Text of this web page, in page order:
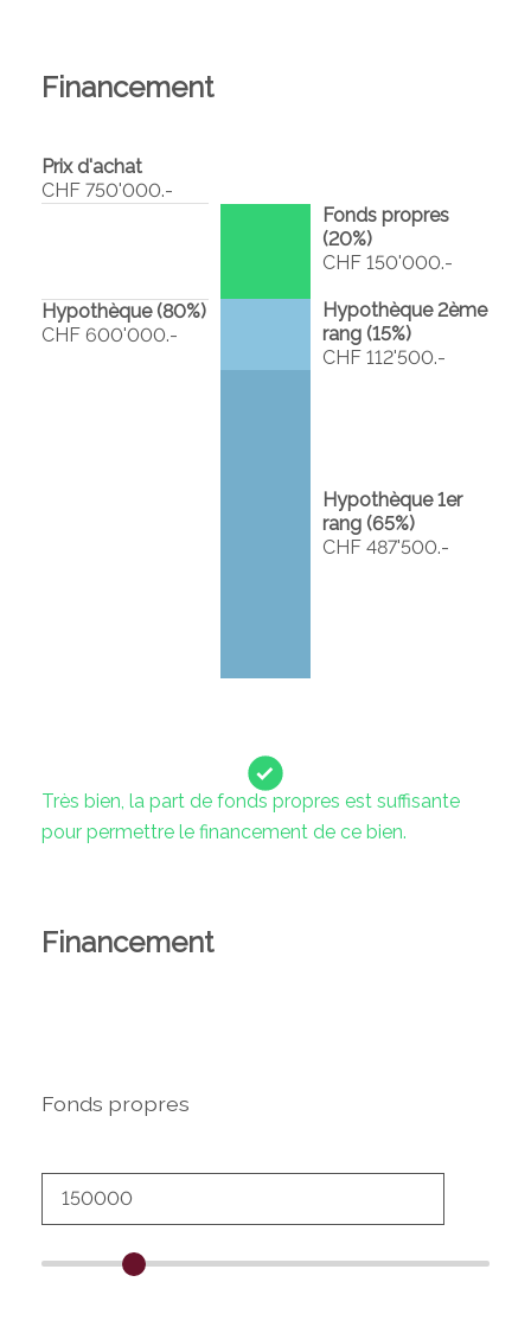
Financement
Prix d'achat
CHF 750'000.-
Fonds propres
(20%)
CHF 150'000.-
Hypothèque (80%)
CHF 600'000.-
Hypothèque 2ème
rang (15%)
CHF 112'500.-
Hypothèque 1er
rang (65%)
CHF 487'500.-
Très bien, la part de fonds propres est suffisante
pour permettre le financement de ce bien.
Financement
Fonds propres